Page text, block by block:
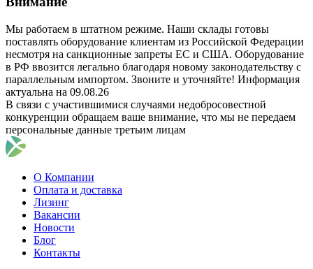
Мы работаем в штатном режиме. Наши склады готовы
поставлять оборудование клиентам из Российской Федерации
несмотря на санкционные запреты ЕС и США. Оборудование
в РФ ввозится легально благодаря новому законодательству с
параллельным импортом. Звоните и уточняйте! Информация
актуальна на 09.08.26
В связи с участившимися случаями недобросовестной
конкуренции обращаем ваше внимание, что мы не передаем
персональные данные третьим лицам
О Компании
Оплата и доставка
Лизинг
Вакансии
Новости
Блог
Контакты